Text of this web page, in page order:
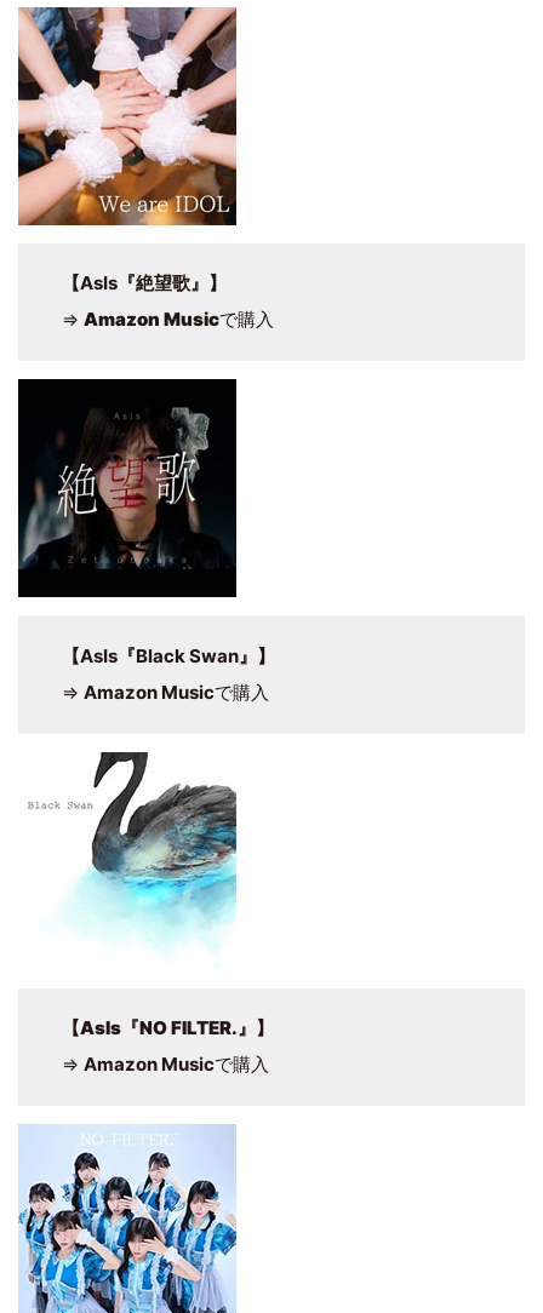
【AsIs『絶望歌』】
⇒ Amazon Musicで購入
【AsIs『Black Swan』】
⇒ Amazon Musicで購入
【AsIs『NO FILTER.』 】
⇒ Amazon Musicで購入